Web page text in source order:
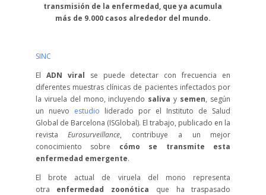
transmisión de la enfermedad, que ya acumula
más de 9.000 casos alrededor del mundo.
SINC
El ADN viral se puede detectar con frecuencia en
diferentes muestras clínicas de pacientes infectados por
la viruela del mono, incluyendo saliva y semen, según
un nuevo estudio liderado por el Instituto de Salud
Global de Barcelona (ISGlobal). El trabajo, publicado en la
revistaEurosurveillance, contribuye a un mejor
conocimiento sobre cómo se transmite esta
enfermedad emergente.
El brote actual de viruela del mono representa
otra enfermedad zoonótica que ha traspasado